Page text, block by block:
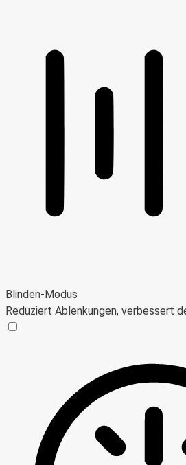
Blinden-Modus
Reduziert Ablenkungen, verbessert